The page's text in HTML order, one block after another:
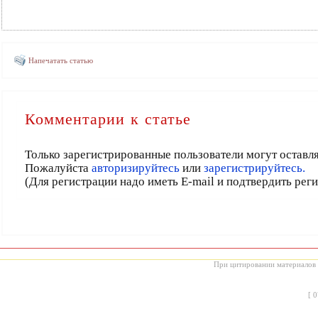
Напечатать статью
Комментарии к статье
Только зарегистрированные пользователи могут
Пожалуйста авторизируйтесьили зарегистрируйтесь.
(Для регистрации надо иметь E-mail и подтвердить
При цитировании материалов
[